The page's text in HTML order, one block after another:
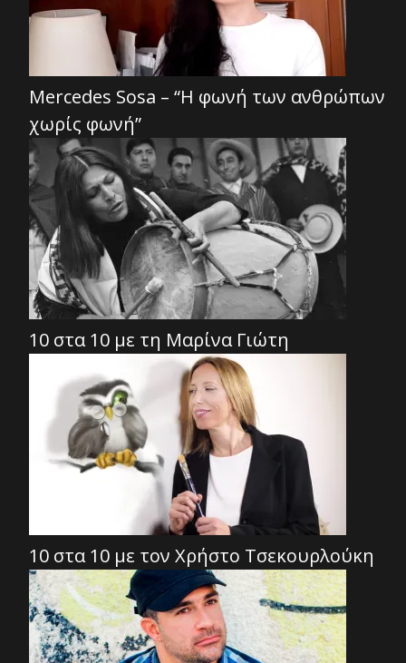
Mercedes Sosa – “Η φωνή των ανθρώπων
χωρίς φωνή”
10 στα 10 με τη Μαρίνα Γιώτη
10 στα 10 με τον Χρήστο Τσεκουρλούκη